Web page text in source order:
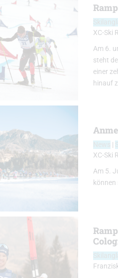
XC-Ski
Am 6.
steht
einer
hinauf
|
XC-Ski
Am 5.